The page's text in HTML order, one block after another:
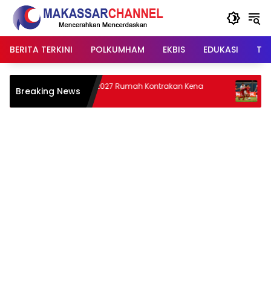
Langsung
konten
BERITA TERKINI
POLKUMHAM EKBIS EDUKASI
Breaking News
Tahun 2027 Rumah Kontrakan Kena
Pajak
Timnas
Piala AFF